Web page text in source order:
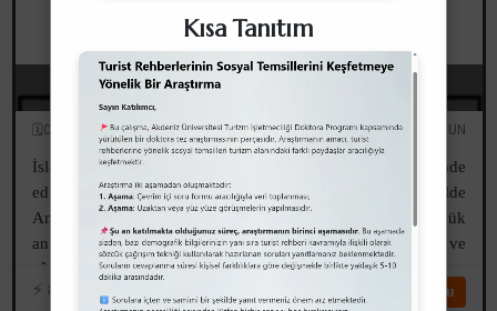
Zâviyeler
🗓️01.12.2025 ✏️Serdar UZUN
İslami düşüncenin (tasavvuf) mimariye yansıması olarak ifade
edilebilecek zâviyelerin İslam mimarisindeki ve daha özelde
Anadolu’daki gelişimini anlayabilmek için öncelikle sözlük
anlamına, akabinde mimari açıdan tanımlamalarına ve
zâviyelerin oluşum...
⚡️ 840 Devamını Oku
Kısa Tanıtım